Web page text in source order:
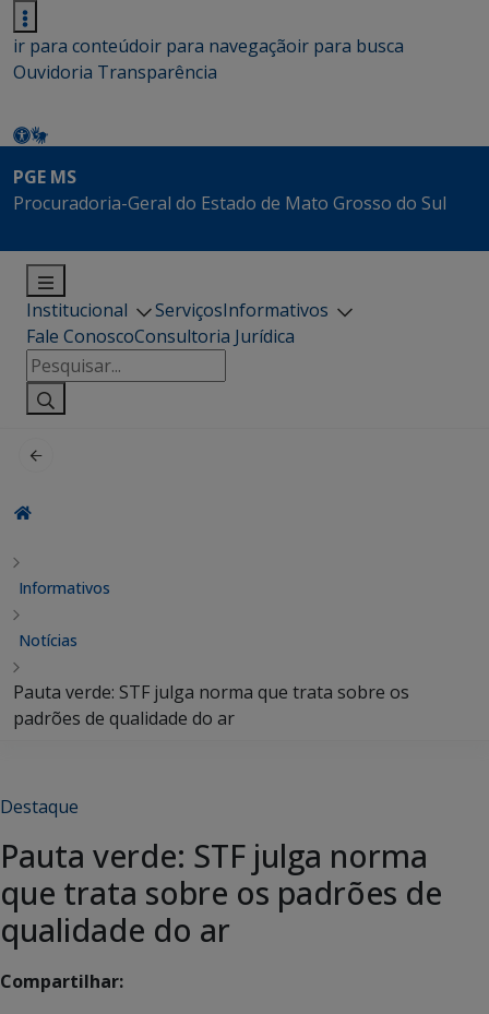
ir para conteúdoir para navegaçãoir para busca
Ouvidoria Transparência
PGE MS
Procuradoria-Geral do Estado de Mato Grosso do Sul
Institucional ServiçosInformativos
Fale ConoscoConsultoria Jurídica
Pesquisar
por:
Informativos
Notícias
Pauta verde: STF julga norma que trata sobre os
padrões de qualidade do ar
Destaque
Pauta verde: STF julga norma
que trata sobre os padrões de
qualidade do ar
Compartilhar: